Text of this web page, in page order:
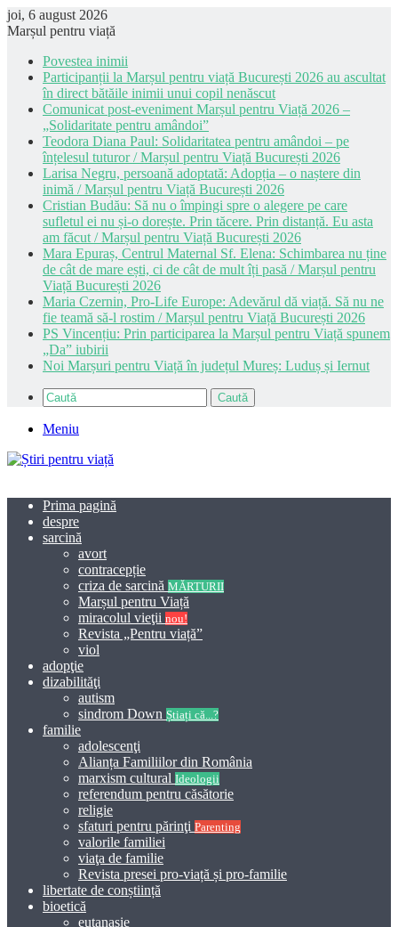
joi, 6 august 2026
Marșul pentru viață
Povestea inimii
Participanții la Marșul pentru viață București 2026 au ascultat
în direct bătăile inimii unui copil nenăscut
Comunicat post-eveniment Marșul pentru Viață 2026 –
„Solidaritate pentru amândoi”
Teodora Diana Paul: Solidaritatea pentru amândoi – pe
înțelesul tuturor / Marșul pentru Viață București 2026
Larisa Negru, persoană adoptată: Adopția – o naștere din
inimă / Marșul pentru Viață București 2026
Cristian Budău: Să nu o împingi spre o alegere pe care
sufletul ei nu și-o dorește. Prin tăcere. Prin distanță. Eu asta
am făcut / Marșul pentru Viață București 2026
Mara Epuraș, Centrul Maternal Sf. Elena: Schimbarea nu ține
de cât de mare ești, ci de cât de mult îți pasă / Marșul pentru
Viață București 2026
Maria Czernin, Pro-Life Europe: Adevărul dă viață. Să nu ne
fie teamă să-l rostim / Marșul pentru Viață București 2026
PS Vincențiu: Prin participarea la Marșul pentru Viață spunem
„Da” iubirii
Noi Marșuri pentru Viață în județul Mureș: Luduș și Iernut
Caută
Meniu
Prima pagină
despre
sarcină
avort
contracepție
criza de sarcină MĂRTURII
Marșul pentru Viață
miracolul vieţii nou!
Revista „Pentru viață”
viol
adopţie
dizabilităţi
autism
sindrom Down Știați că...?
familie
adolescenţi
Alianța Familiilor din România
marxism cultural Ideologii
referendum pentru căsătorie
religie
sfaturi pentru părinţi Parenting
valorile familiei
viaţa de familie
Revista presei pro-viață și pro-familie
libertate de conștiință
bioetică
eutanasie